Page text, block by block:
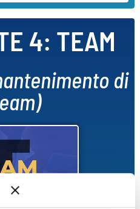
4: TEAM
di